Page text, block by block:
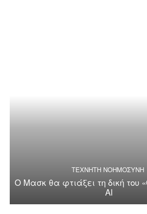
ΤΕΧΝΗΤΗ ΝΟΗΜΟΣΥΝΗ
Ο Μασκ θα φτιάξει τη δική του
AI